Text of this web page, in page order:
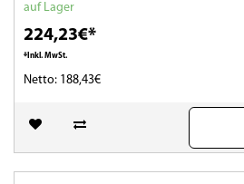
auf Lager
224,23€*
*Inkl. MwSt.
Netto: 188,43€